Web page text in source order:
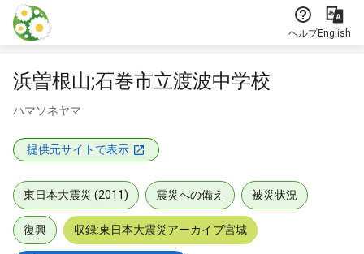
本文に飛ぶ
ヘルプEnglish
浜曽根山;石巻市立渡波中学校
ハマソネヤマ
提供元サイトで表示
東日本大震災 (2011) 震災への備え 被災状況
復興 収録:東日本大震災アーカイブ宮城